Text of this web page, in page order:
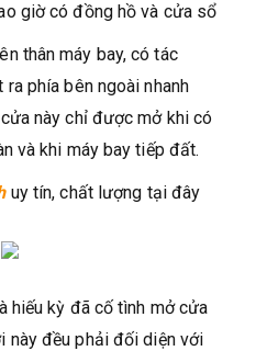
giờ có đồng hồ và cửa sổ
thân máy bay, có tác
phía bên ngoài nhanh
này chỉ được mở khi có
và khi máy bay tiếp đất.
uy tín, chất lượng tại đây
hiếu kỳ đã cố tình mở cửa
này đều phải đối diện với